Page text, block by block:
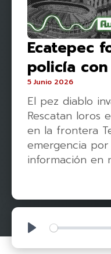
Ecatepec
policía
5 Junio 2026
El pez diablo
Rescatan loros
en la frontera
emergencia
información en
Play